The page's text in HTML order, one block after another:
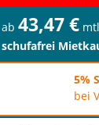
ab 43,47 €
schufafrei
5%
bei